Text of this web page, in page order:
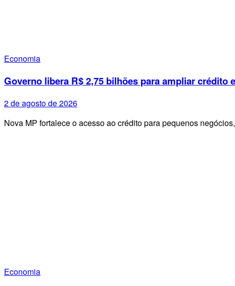
Economia
Governo libera R$ 2,75 bilhões para ampliar crédito
2 de agosto de 2026
Nova MP fortalece o acesso ao crédito para pequenos
Economia